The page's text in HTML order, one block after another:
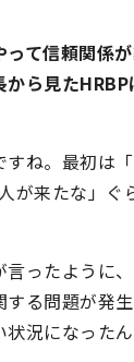
って信頼関係
ら見た
すね。最初は
が来たな」ぐ
言ったように
る問題が発
況になったん